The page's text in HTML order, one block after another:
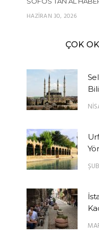
HAZIRAN 30, 2026
ÇOK